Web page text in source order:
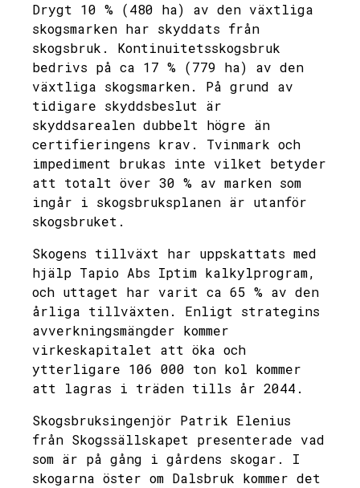
Drygt 10 % (480 ha) av den växtliga
skogsmarken har skyddats från
skogsbruk. Kontinuitetsskogsbruk
bedrivs på ca 17 % (779 ha) av den
växtliga skogsmarken. På grund av
tidigare skyddsbeslut är
skyddsarealen dubbelt högre än
certifieringens krav. Tvinmark och
impediment brukas inte vilket betyder
att totalt över 30 % av marken som
ingår i skogsbruksplanen är utanför
skogsbruket.
Skogens tillväxt har uppskattats med
hjälp Tapio Abs Iptim kalkylprogram,
och uttaget har varit ca 65 % av den
årliga tillväxten. Enligt strategins
avverkningsmängder kommer
virkeskapitalet att öka och
ytterligare 106 000 ton kol kommer
att lagras i träden tills år 2044.
Skogsbruksingenjör Patrik Elenius
från Skogssällskapet presenterade vad
som är på gång i gårdens skogar. I
skogarna öster om Dalsbruk kommer det